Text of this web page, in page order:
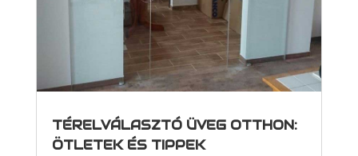
TÉRELVÁLASZTÓ ÜVEG OTTHON:
ÖTLETEK ÉS TIPPEK